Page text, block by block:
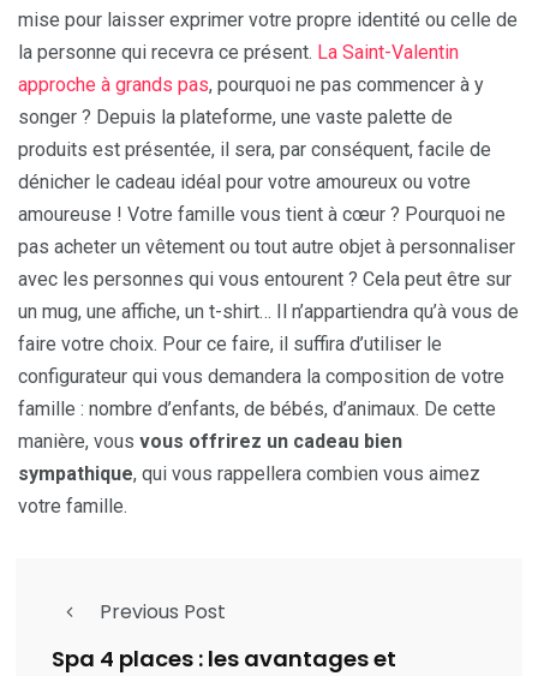
mise pour laisser exprimer votre propre identité ou celle de
la personne qui recevra ce présent. La Saint-Valentin
approche à grands pas, pourquoi ne pas commencer à y
songer ? Depuis la plateforme, une vaste palette de
produits est présentée, il sera, par conséquent, facile de
dénicher le cadeau idéal pour votre amoureux ou votre
amoureuse ! Votre famille vous tient à cœur ? Pourquoi ne
pas acheter un vêtement ou tout autre objet à personnaliser
avec les personnes qui vous entourent ? Cela peut être sur
un mug, une affiche, un t-shirt… Il n’appartiendra qu’à vous de
faire votre choix. Pour ce faire, il suffira d’utiliser le
configurateur qui vous demandera la composition de votre
famille : nombre d’enfants, de bébés, d’animaux. De cette
manière, vous vous offrirez un cadeau bien
sympathique, qui vous rappellera combien vous aimez
votre famille.
Previous Post
Spa 4 places : les avantages et